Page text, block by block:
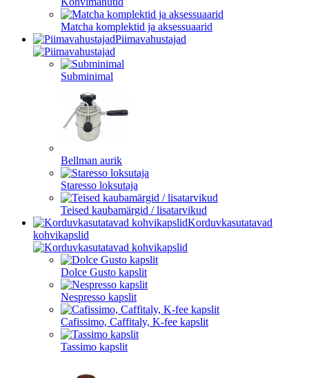
Matcha komplektid ja aksessuaarid
Piimavahustajad
Subminimal
Bellman aurik
Staresso loksutaja
Teised kaubamärgid / lisatarvikud
Korduvkasutatavad
kohvikapslid
Dolce Gusto kapslit
Nespresso kapslit
Cafissimo, Caffitaly, K-fee kapslit
Tassimo kapslit